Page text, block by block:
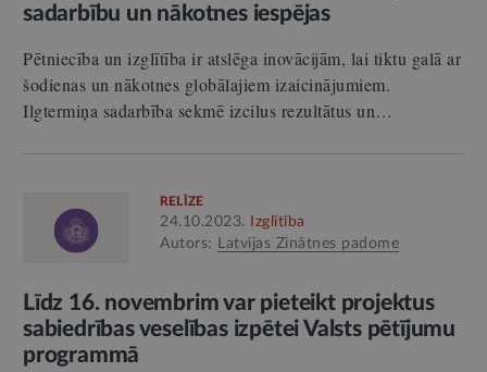
sadarbību un nākotnes iespējas
Pētniecība un izglītība ir atslēga inovācijām, lai tiktu galā ar
šodienas un nākotnes globālajiem izaicinājumiem.
Ilgtermiņa sadarbība sekmē izcilus rezultātus un…
RELĪZE
24.10.2023.
Izglītība
Autors: Latvijas Zinātnes padome
Līdz 16. novembrim var pieteikt projektus
sabiedrības veselības izpētei Valsts pētījumu
programmā